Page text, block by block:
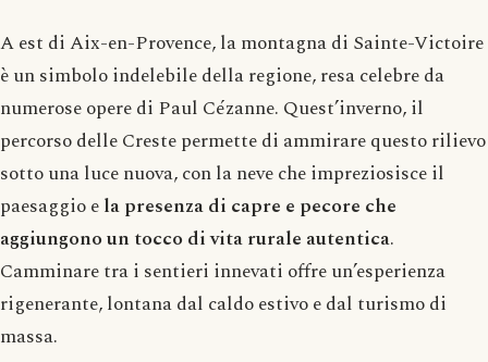
A est di Aix-en-Provence, la montagna di Sainte-Victoire
è un simbolo indelebile della regione, resa celebre da
numerose opere di Paul Cézanne. Quest’inverno, il
percorso delle Creste permette di ammirare questo rilievo
sotto una luce nuova, con la neve che impreziosisce il
paesaggio ela presenza di capre e pecore che
aggiungono un tocco di vita rurale autentica.
Camminare tra i sentieri innevati offre un’esperienza
rigenerante, lontana dal caldo estivo e dal turismo di
massa.